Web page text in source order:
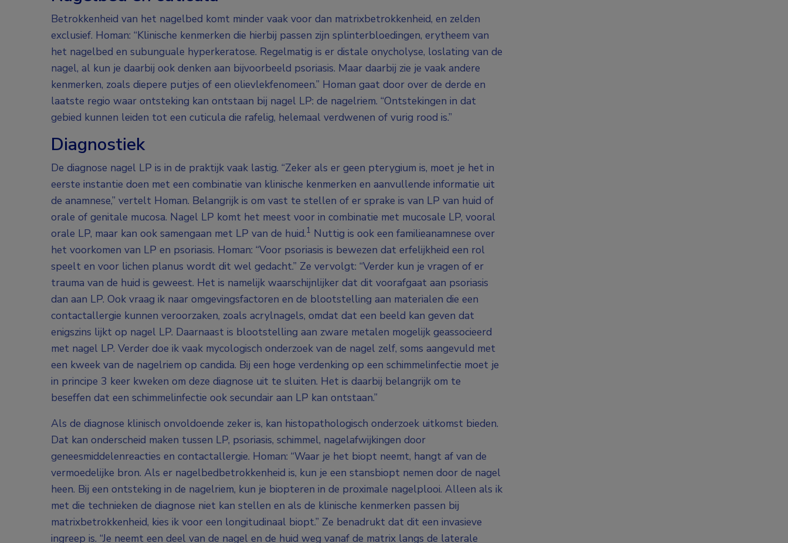
Betrokkenheid van het nagelbed komt minder vaak voor dan matrixbetrokkenheid, en zelden
exclusief. Homan: “Klinische kenmerken die hierbij passen zijn splinterbloedingen, erytheem van
het nagelbed en subunguale hyperkeratose. Regelmatig is er distale onycholyse, loslating van de
nagel, al kun je daarbij ook denken aan bijvoorbeeld psoriasis. Maar daarbij zie je vaak andere
kenmerken, zoals diepere putjes of een olievlekfenomeen.” Homan gaat door over de derde en
laatste regio waar ontsteking kan ontstaan bij nagel LP: de nagelriem. “Ontstekingen in dat
gebied kunnen leiden tot een cuticula die rafelig, helemaal verdwenen of vurig rood is.”
Diagnostiek
De diagnose nagel LP is in de praktijk vaak lastig. “Zeker als er geen pterygium is, moet je het in
eerste instantie doen met een combinatie van klinische kenmerken en aanvullende informatie uit
de anamnese,” vertelt Homan. Belangrijk is om vast te stellen of er sprake is van LP van huid of
orale of genitale mucosa. Nagel LP komt het meest voor in combinatie met mucosale LP, vooral
orale LP, maar kan ook samengaan met LP van de huid.1 Nuttig is ook een familieanamnese over
het voorkomen van LP en psoriasis. Homan: “Voor psoriasis is bewezen dat erfelijkheid een rol
speelt en voor lichen planus wordt dit wel gedacht.” Ze vervolgt: “Verder kun je vragen of er
trauma van de huid is geweest. Het is namelijk waarschijnlijker dat dit voorafgaat aan psoriasis
dan aan LP. Ook vraag ik naar omgevingsfactoren en de blootstelling aan materialen die een
contactallergie kunnen veroorzaken, zoals acrylnagels, omdat dat een beeld kan geven dat
enigszins lijkt op nagel LP. Daarnaast is blootstelling aan zware metalen mogelijk geassocieerd
met nagel LP. Verder doe ik vaak mycologisch onderzoek van de nagel zelf, soms aangevuld met
een kweek van de nagelriem op candida. Bij een hoge verdenking op een schimmelinfectie moet je
in principe 3 keer kweken om deze diagnose uit te sluiten. Het is daarbij belangrijk om te
beseffen dat een schimmelinfectie ook secundair aan LP kan ontstaan.”
Als de diagnose klinisch onvoldoende zeker is, kan histopathologisch onderzoek uitkomst bieden.
Dat kan onderscheid maken tussen LP, psoriasis, schimmel, nagelafwijkingen door
geneesmiddelenreacties en contactallergie. Homan: “Waar je het biopt neemt, hangt af van de
vermoedelijke bron. Als er nagelbedbetrokkenheid is, kun je een stansbiopt nemen door de nagel
heen. Bij een ontsteking in de nagelriem, kun je biopteren in de proximale nagelplooi. Alleen als ik
met die technieken de diagnose niet kan stellen en als de klinische kenmerken passen bij
matrixbetrokkenheid, kies ik voor een longitudinaal biopt.” Ze benadrukt dat dit een invasieve
ingreep is. “Je neemt een deel van de nagel en de huid weg vanaf de matrix langs de laterale